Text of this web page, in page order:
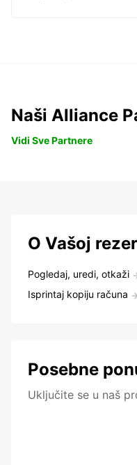
Naši Alliance
Vidi Sve Partnere
O Vašoj
Pogledaj, uredi, otkaži
Isprintaj kopiju računa
Posebne
Uključite se u naš